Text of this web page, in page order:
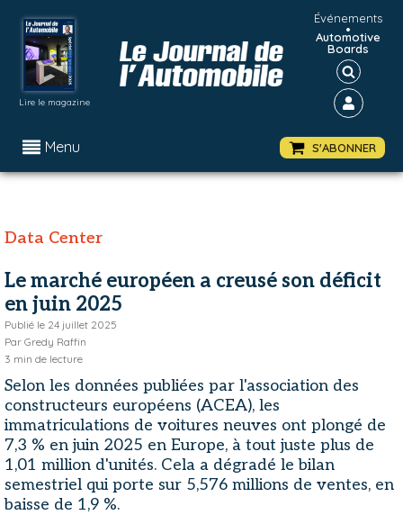
Lire le magazine
Événements
•
Automotive
Boards
Menu S'ABONNER
Data Center
Le marché européen a creusé son déficit
en juin 2025
Publié le 24 juillet 2025
Par Gredy Raffin
3 min de lecture
Selon les données publiées par l'association des
constructeurs européens (ACEA), les
immatriculations de voitures neuves ont plongé de
7,3 % en juin 2025 en Europe, à tout juste plus de
1,01 million d'unités. Cela a dégradé le bilan
semestriel qui porte sur 5,576 millions de ventes, en
baisse de 1,9 %.